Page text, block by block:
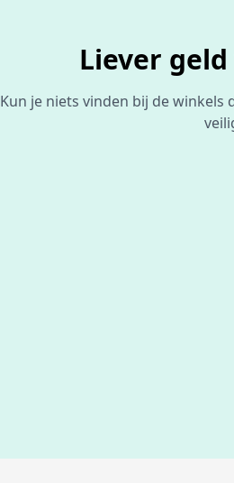
Liever
Kun je niets vinden bij de winkels